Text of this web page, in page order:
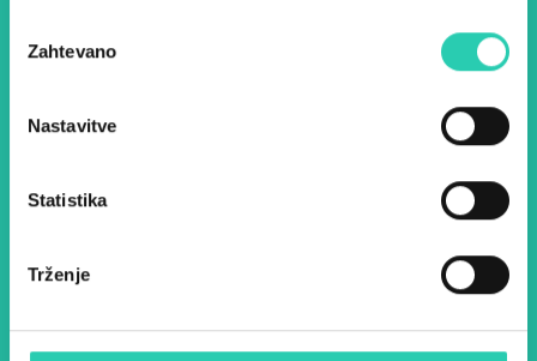
soglasja
Zahtevano
Nastavitve
Statistika
Trženje
našimi aktivnostmi.